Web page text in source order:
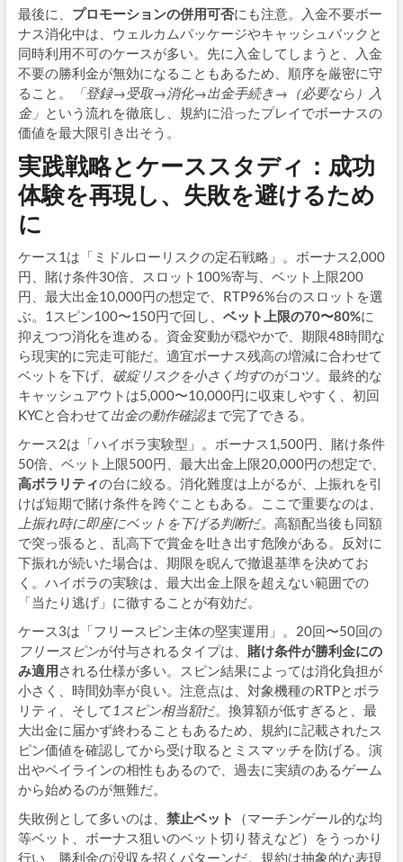
最後に、 プロモーションの併用可否にも注意。入金不要ボー
ナス消化中は、ウェルカムパッケージやキャッシュバックと
同時利用不可のケースが多い。先に入金してしまうと、入金
不要の勝利金が無効になることもあるため、順序を厳密に守
ること。
「登録→受取→消化→出金手続き→（必要なら）入
金」 という流れを徹底し、規約に沿ったプレイでボーナスの
価値を最大限引き出そう。
実践戦略とケーススタディ：成功
体験を再現し、失敗を避けるため
に
ケース1は「ミドルローリスクの定石戦略」。ボーナス2,000
円、賭け条件30倍、スロット100%寄与、ベット上限200
円、最大出金10,000円の想定で、RTP96%台のスロットを選
ぶ。1スピン100〜150円で回し、 ベット上限の70〜80%に
抑えつつ消化を進める。資金変動が穏やかで、期限48時間な
ら現実的に完走可能だ。適宜ボーナス残高の増減に合わせて
ベットを下げ、 破綻リスクを小さく均すのがコツ。最終的な
キャッシュアウトは5,000〜10,000円に収束しやすく、初回
KYCと合わせて出金の動作確認まで完了できる。
ケース2は「ハイボラ実験型」。ボーナス1,500円、賭け条件
50倍、ベット上限500円、最大出金上限20,000円の想定で、
高ボラリティの台に絞る。消化難度は上がるが、上振れを引
けば短期で賭け条件を跨ぐこともある。ここで重要なのは、
上振れ時に即座にベットを下げる判断だ。高額配当後も同額
で突っ張ると、乱高下で賞金を吐き出す危険がある。反対に
下振れが続いた場合は、期限を睨んで撤退基準を決めてお
く。ハイボラの実験は、最大出金上限を超えない範囲での
「当たり逃げ」に徹することが有効だ。
ケース3は「フリースピン主体の堅実運用」。20回〜50回の
フリースピンが付与されるタイプは、 賭け条件が勝利金にの
み適用される仕様が多い。スピン結果によっては消化負担が
小さく、時間効率が良い。注意点は、対象機種のRTPとボラ
リティ、そして 1スピン相当額だ。換算額が低すぎると、最
大出金に届かず終わることもあるため、規約に記載されたス
ピン価値を確認してから受け取るとミスマッチを防げる。演
出やペイラインの相性もあるので、過去に実績のあるゲーム
から始めるのが無難だ。
失敗例として多いのは、 禁止ベット
（マーチンゲール的な均
等ベット、ボーナス狙いのベット切り替えなど）をうっかり
行い、勝利金の没収を招くパターンだ。規約は抽象的な表現